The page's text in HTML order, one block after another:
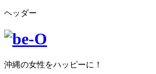
ヘッダー
沖縄の女性をハッピーに！